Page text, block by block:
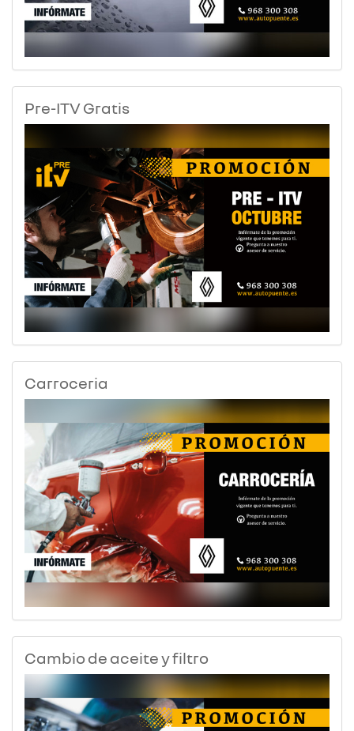
Pre-ITV Gratis
Carroceria
Cambio de aceite y filtro